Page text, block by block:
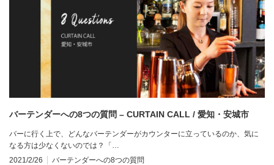
バーテンダーへの8つの質問 – CURTAIN CALL / 愛知・安城市
バーに行く上で、どんなバーテンダーがカウンターに立っているのか、気に
なる方は少なくないのでは？「…
2021/2/26
バーテンダーへの8つの質問